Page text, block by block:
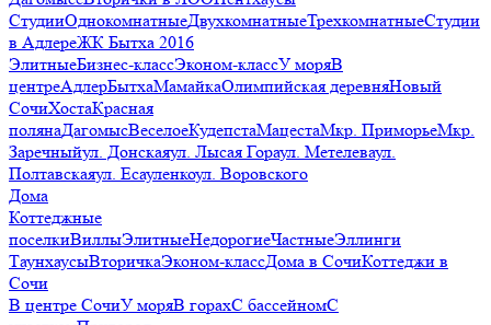
СтудииОднокомнатныеДвухкомнатныеТрехкомнатныеСтудии
в АдлереЖК Бытха 2016
ЭлитныеБизнес-классЭконом-классУ моряВ
центреАдлерБытхаМамайкаОлимпийская деревняНовый
СочиХостаКрасная
полянаДагомысВеселоеКудепстаМацестаМкр. ПриморьеМкр.
Заречныйул. Донскаяул. Лысая Гораул. Метелеваул.
Полтавскаяул. Есауленкоул. Воровского
Дома
Коттеджные
поселкиВиллыЭлитныеНедорогиеЧастныеЭллинги
ТаунхаусыВторичкаЭконом-классДома в СочиКоттеджи в
Сочи
В центре СочиУ моряВ горахС бассейномС